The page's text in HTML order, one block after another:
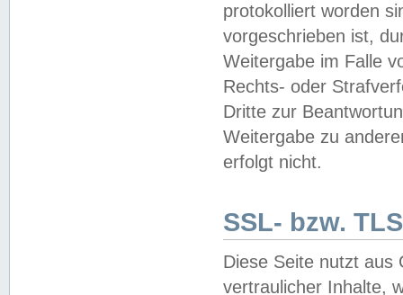
protokolliert worden
vorgeschrieben ist,
Weitergabe im Falle
Rechts- oder
Dritte zur
Weitergabe zu
erfolgt nicht.
SSL- bzw.
Diese Seite nutzt aus
vertraulicher Inhalte,